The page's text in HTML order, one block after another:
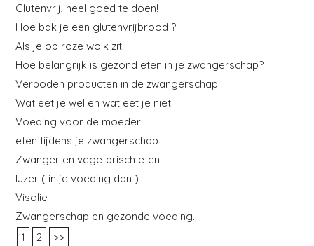
Glutenvrij, heel goed te doen!
Hoe bak je een glutenvrijbrood ?
Als je op roze wolk zit
Hoe belangrijk is gezond eten in je zwangerschap?
Verboden producten in de zwangerschap
Wat eet je wel en wat eet je niet
Voeding voor de moeder
eten tijdens je zwangerschap
Zwanger en vegetarisch eten.
IJzer ( in je voeding dan )
Visolie
Zwangerschap en gezonde voeding.
1
2 >>